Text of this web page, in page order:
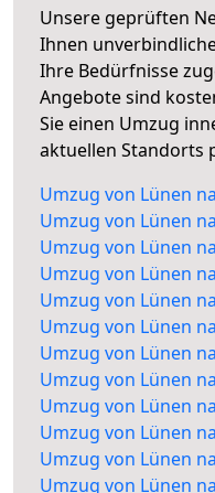
Unsere geprüften
Ihnen
Ihre Bedürfnisse
Angebote sind
Sie einen Umzug
aktuellen Standorts
Umzug von Lünen
Umzug von Lünen
Umzug von Lünen
Umzug von Lünen
Umzug von Lünen
Umzug von Lünen
Umzug von Lünen
Umzug von Lünen
Umzug von Lünen
Umzug von Lünen
Umzug von Lünen
Umzug von Lünen